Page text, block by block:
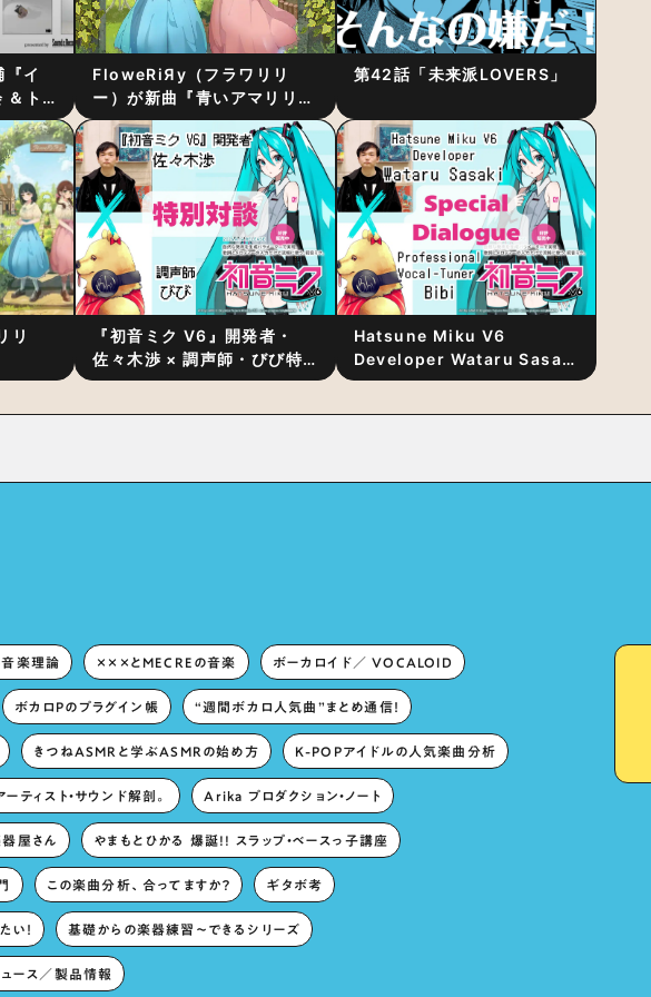
『イ
＆ト
成直
”と制
FloweRiЯy（フラワリリ
ー）が新曲『青いアマリリ
ス』をリリース！1stアルバ
ム詳細も発表
第42話「未来派LOVERS」
リ
を9
『初音ミク V6』開発者・
佐々木渉 × 調声師・びび特
別対談 〜豊かな歌声表現の
Hatsune Miku V6
Developer Wataru Sasaki
× Professional Vocal-
楽理論 ×××とMECREの音楽 ボーカロイド／ VOCALOID
ボカロPのプラグイン帳 “週間ボカロ人気曲”まとめ通信！
きつねASMRと学ぶASMRの始め方 K-POPアイドルの人気楽曲分析
ティスト・サウンド解剖。 Arika プロダクション・ノート
屋さん やまもとひかる 爆誕!! スラップ・ベースっ子講座
この楽曲分析、合ってますか？ ギタボ考
い！ 基礎からの楽器練習〜できるシリーズ
ース／製品情報